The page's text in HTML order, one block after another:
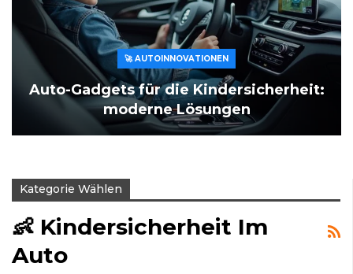
🚀 AUTOINNOVATIONEN
Auto-Gadgets für die Kindersicherheit:
moderne Lösungen
Kategorie Wählen
👶 Kindersicherheit Im
Auto